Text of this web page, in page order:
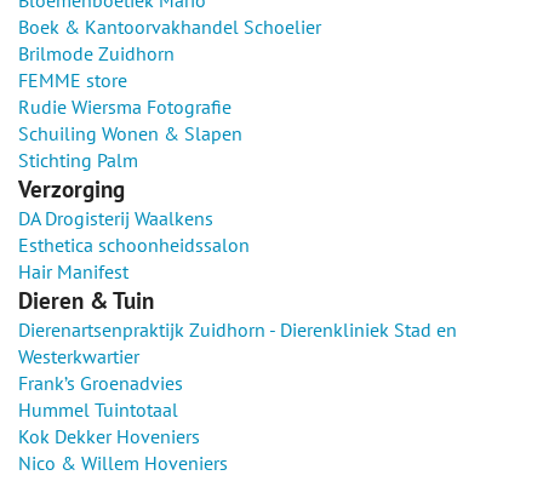
Boek & Kantoorvakhandel Schoelier
Brilmode Zuidhorn
FEMME store
Rudie Wiersma Fotografie
Schuiling Wonen & Slapen
Stichting Palm
Verzorging
DA Drogisterij Waalkens
Esthetica schoonheidssalon
Hair Manifest
Dieren & Tuin
Dierenartsenpraktijk Zuidhorn - Dierenkliniek Stad en
Westerkwartier
Frank’s Groenadvies
Hummel Tuintotaal
Kok Dekker Hoveniers
Nico & Willem Hoveniers